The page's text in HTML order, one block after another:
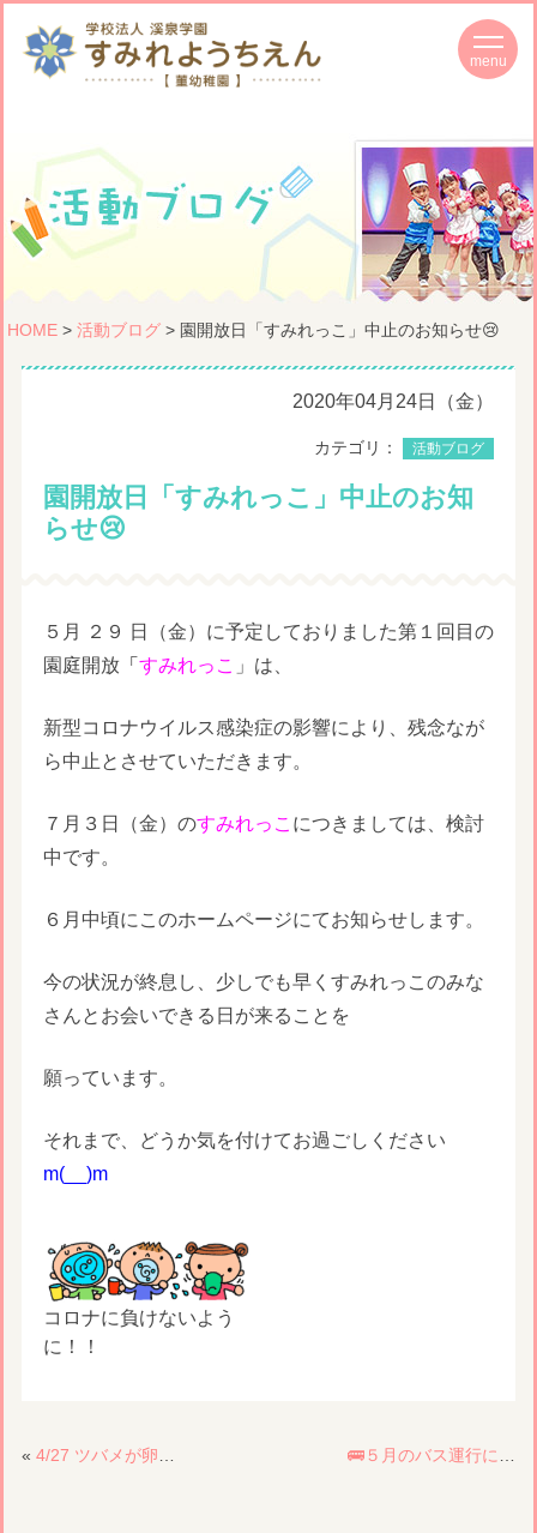
HOME> 活動ブログ> 園開放日「すみれっこ」中止のお知らせ😢
2020年04月24日（金）
カテゴリ： 活動ブログ
園開放日「すみれっこ」中止のお知
らせ😢
５月 ２９ 日（金）に予定しておりました第１回目の
園庭開放 「 すみれっこ 」は、
新型コロナウイルス感染症の影響により、残念なが
ら中止とさせていただきます。
７月３日（金）のすみれっこ につきましては、検討
中です。
６月中頃にこのホームページにてお知らせします。
今の状況が終息し、少しでも早くすみれっこのみな
さんとお会いできる日が来ることを
願っています。
それまで、どうか気を付けてお過ごしください
m(__)m
コロナに負けないよう
に！！
« 4/27 ツバメが卵を産んだよ🥚